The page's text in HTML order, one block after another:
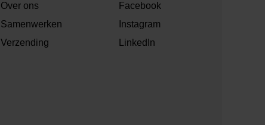
Over ons
Samenwerken
Verzending
Facebook
Instagram
LinkedIn